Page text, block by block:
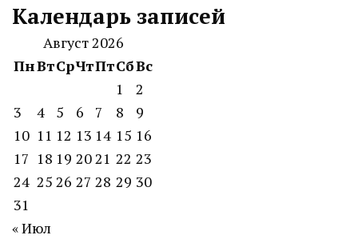
Календарь записей
Август 2026
ПнВтСрЧтПтСбВс
1
2
3
4 5 6 7 8
9
10 11 12 13 14 15 16
17 18 19 2021 22 23
24 25 26 27 28 29 30
31
« Июл